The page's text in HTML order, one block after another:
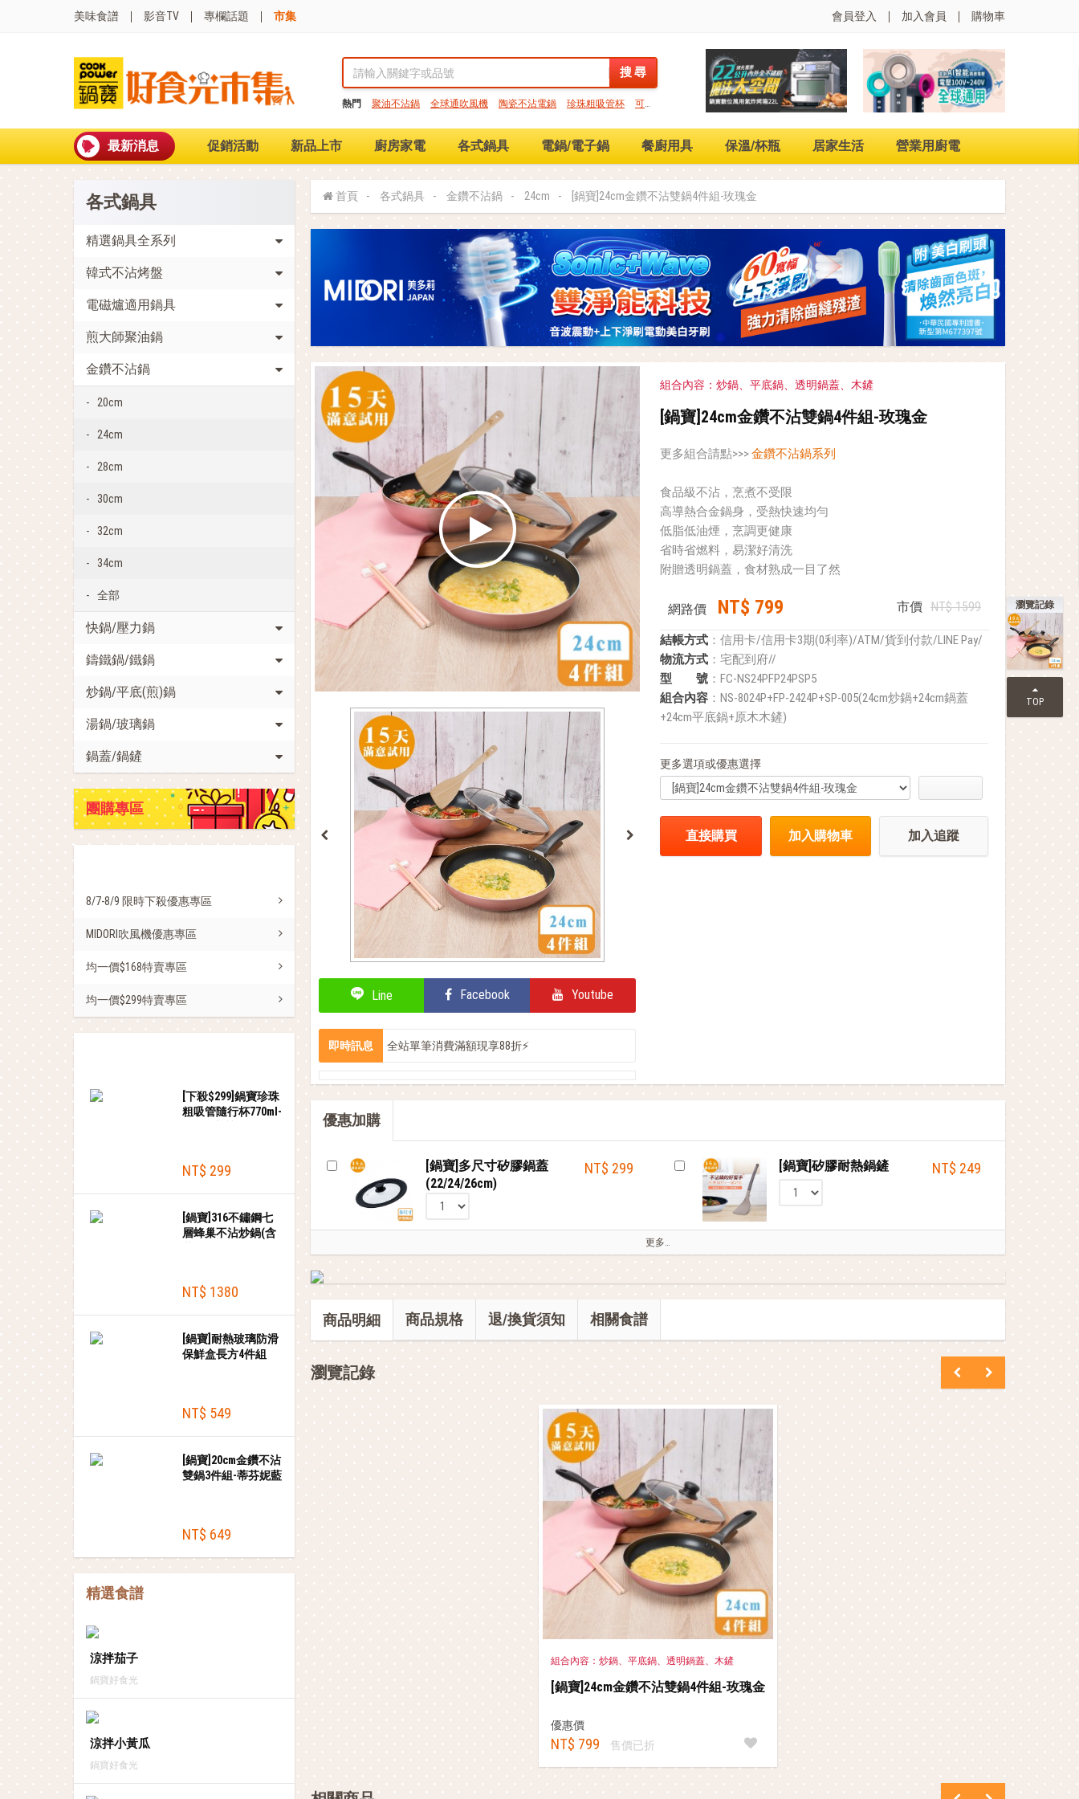
美味食譜 影音TV 專欄話題 市集 會員登入 加入會員 購物車
搜 尋
熱門 聚油不沾鍋 全球通吹風機 陶瓷不沾電鍋 珍珠粗吸管杯
可微
最新消息 促銷活動 新品上市 廚房家電 各式鍋具 電鍋/電子鍋 餐廚用具 保溫/杯瓶 居家生活 營業用廚電
各式鍋具
精選鍋具全系列
韓式不沾烤盤
電磁爐適用鍋具
煎大師聚油鍋
金鑽不沾鍋
20cm
24cm
28cm
30cm
32cm
34cm
全部
快鍋/壓力鍋
鑄鐵鍋/鐵鍋
炒鍋/平底(煎)鍋
湯鍋/玻璃鍋
鍋蓋/鍋鏟
團購專區
8/7-8/9 限時下殺優惠專區
MIDORI吹風機優惠專區
均一價$168特賣專區
均一價$299特賣專區
[下殺$299]鍋寶珍珠
粗吸管隨行杯770ml-
NT$ 299
[鍋寶]316不鏽鋼七
層蜂巢不沾炒鍋(含
NT$ 1380
[鍋寶]耐熱玻璃防滑
保鮮盒長方4件組
NT$ 549
[鍋寶]20cm金鑽不沾
雙鍋3件組-蒂芬妮藍
NT$ 649
精選食譜
涼拌茄子
鍋寶好食光
涼拌小黃瓜
鍋寶好食光
首頁 各式鍋具 金鑽不沾鍋 24cm [鍋寶]24cm金鑽不沾雙鍋4件組-玫瑰金
Line Facebook Youtube
即時訊息
全站單筆消費滿額現享88折⚡
組合內容：炒鍋、平底鍋、透明鍋蓋、木鏟
[鍋寶]24cm金鑽不沾雙鍋4件組-玫瑰金
更多組合請點>>>金鑽不沾鍋系列
食品級不沾，烹煮不受限
高導熱合金鍋身，受熱快速均勻
低脂低油煙，烹調更健康
省時省燃料，易潔好清洗
附贈透明鍋蓋，食材熟成一目了然
網路價 NT$ 799 市價 NT$ 1599
結帳方式 ：信用卡/信用卡3期(0利率)/ATM/貨到付款/LINE Pay/
物流方式 ：宅配到府//
型 號 ：FC-NS24PFP24PSP5
組合內容 ：NS-8024P+FP-2424P+SP-005(24cm炒鍋+24cm鍋蓋
+24cm平底鍋+原木木鏟)
更多選項或優惠選擇
直接購買 加入購物車 加入追蹤
優惠加購
[鍋寶]多尺寸矽膠鍋蓋
(22/24/26cm)
NT$ 299 [鍋寶]矽膠耐熱鍋鏟 NT$ 249
更多…
商品明細 商品規格 退/換貨須知 相關食譜
瀏覽記錄
組合內容：炒鍋、平底鍋、透明鍋蓋、木鏟
[鍋寶]24cm金鑽不沾雙鍋4件組-玫瑰金
優惠價
NT$ 799 售價已折
瀏覽記錄
TOP
搜 尋